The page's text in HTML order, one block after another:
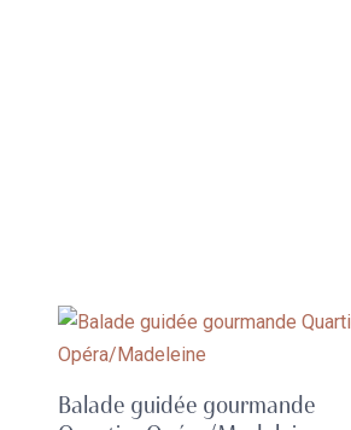
Balade guidée gourmande